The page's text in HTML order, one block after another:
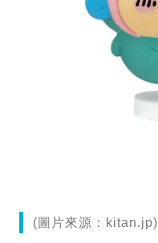
(圖片來源：kitan.jp)